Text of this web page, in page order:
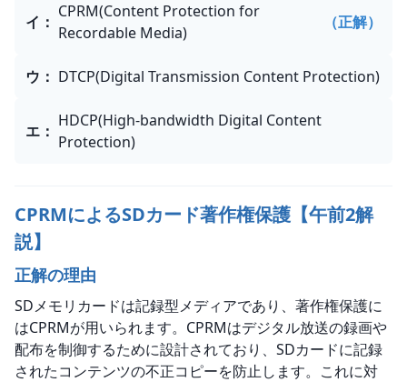
イ ：
CPRM(Content Protection for
Recordable Media)
（正解）
ウ ： DTCP(Digital Transmission Content Protection)
エ ：
HDCP(High-bandwidth Digital Content
Protection)
CPRMによるSDカード著作権保護【午前2解
説】
正解の理由
SDメモリカードは記録型メディアであり、著作権保護に
はCPRMが用いられます。CPRMはデジタル放送の録画や
配布を制御するために設計されており、SDカードに記録
されたコンテンツの不正コピーを防止します。これに対